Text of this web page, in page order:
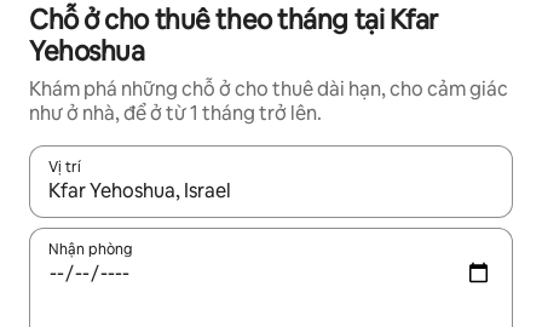
Chỗ ở cho thuê theo tháng tại Kfar
Yehoshua
Khám phá những chỗ ở cho thuê dài hạn, cho cảm giác
như ở nhà, để ở từ 1 tháng trở lên.
Vị trí
Khi có kết quả, hãy điều hướng bằng phím mũi tên lên và
Nhận phòng